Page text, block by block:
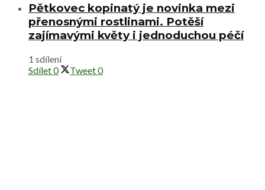
Pětkovec kopinatý je novinka mezi
přenosnými rostlinami. Potěší
zajímavými květy i jednoduchou péčí
1 sdílení
Sdílet0 Tweet0